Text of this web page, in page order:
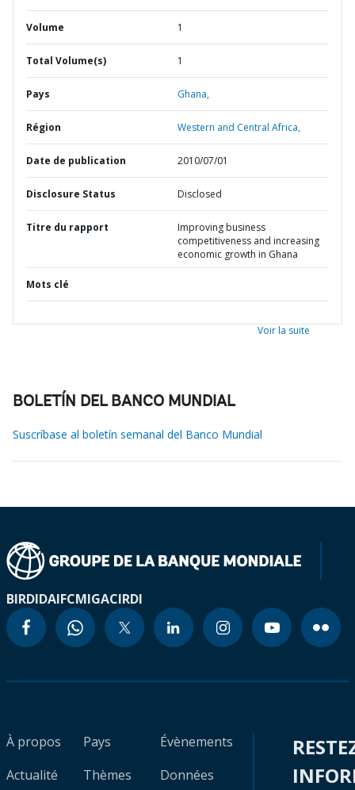
Volume 1
Total Volume(s) 1
Pays Ghana,
Région Western and Central Africa,
Date de publication 2010/07/01
Disclosure Status Disclosed
Titre du rapport
Improving business
competitiveness and increasing
economic growth in Ghana
Mots clé
Voir la suite
BOLETÍN DEL BANCO MUNDIAL
Suscríbase al boletín semanal del Banco Mundial
BIRDIDAIFCMIGACIRDI
À propos
Actualité
Pays
Thèmes
Évènements
Données